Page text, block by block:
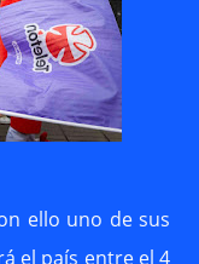
ello uno de sus
el país entre el 4